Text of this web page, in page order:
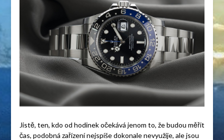
Jistě, ten, kdo od hodinek očekává jenom to, že budou měřit
čas, podobná zařízení nejspíše dokonale nevyužije, ale jsou